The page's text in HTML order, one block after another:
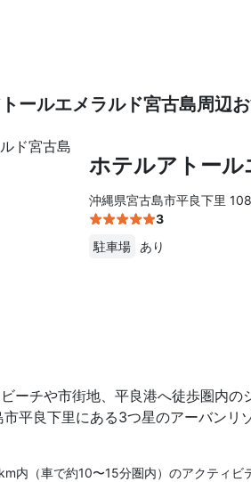
ールエメラルド宮古島周辺
ホテルアトール
沖縄県宮古島市平良下里
3
駐車場
あり
ーチや市街地、平良港へ徒歩圏内
平良下里にある3つ星のアーバンリ
内（車で約10〜15分圏内）のアクティビ